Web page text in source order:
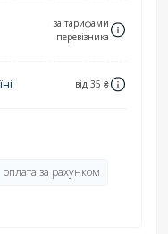
за тарифами
перевізника
від 35 ₴
оплата за рахунком